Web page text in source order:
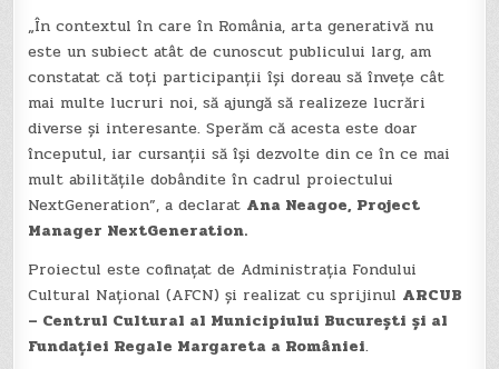
„În contextul în care în România, arta generativă nu
este un subiect atât de cunoscut publicului larg, am
constatat că toți participanții își doreau să învețe cât
mai multe lucruri noi, să ajungă să realizeze lucrări
diverse și interesante. Sperăm că acesta este doar
începutul, iar cursanții să își dezvolte din ce în ce mai
mult abilitățile dobândite în cadrul proiectului
NextGeneration”, a declarat Ana Neagoe, Project
Manager NextGeneration.
Proiectul este cofinațat de Administrația Fondului
Cultural Național (AFCN) și realizat cu sprijinul ARCUB
– Centrul Cultural al Municipiului București și al
Fundației Regale Margareta a României.